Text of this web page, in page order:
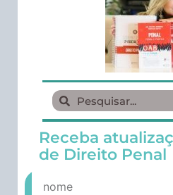
Receba
de Direito Penal